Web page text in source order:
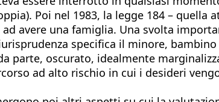
Poi nel 1983, la legge 184 –
avere una famiglia. Una svolta
specifica il minore,
parte, oscurato, idealmente
ad alto rischio in cui i desideri